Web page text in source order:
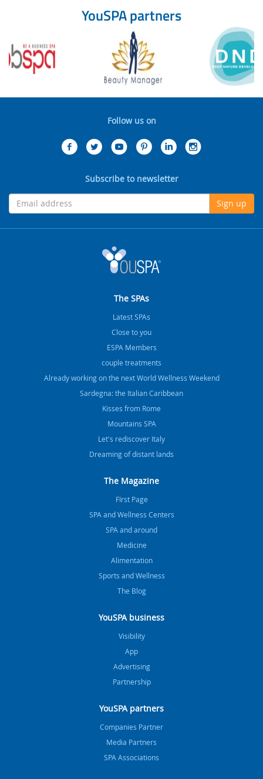
YouSPA partners
Follow us on
Subscribe to newsletter
Sign up
The SPAs
Latest SPAs
Close to you
ESPA Members
couple treatments
Already working on the next World Wellness Weekend
Sardegna: the Italian Caribbean
Kisses from Rome
Mountains SPA
Let's rediscover Italy
Dreaming of distant lands
The Magazine
FIrst Page
SPA and Wellness Centers
SPA and around
Medicine
Alimentation
Sports and Wellness
The Blog
YouSPA business
Visibility
App
Advertising
Partnership
YouSPA partners
Companies Partner
Media Partners
SPA Associations